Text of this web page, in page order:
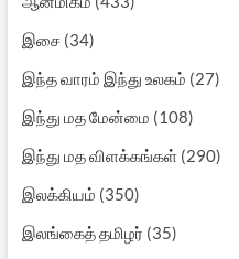
இசை(34)
இந்த வாரம் இந்து உலகம் (27)
இந்து மத மேன்மை (108)
இந்து மத விளக்கங்கள்(290)
இலக்கியம் (350)
இலங்கைத் தமிழர் (35)